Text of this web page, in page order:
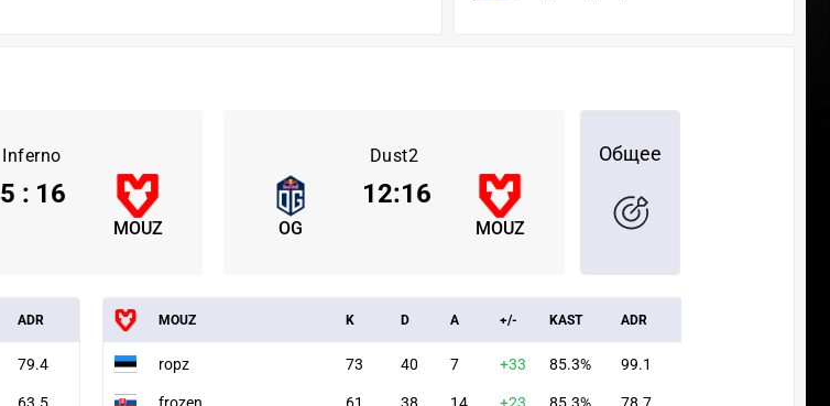
Inferno
MOUZ
5 : 16
Dust2
OG MOUZ
12:16
Общее
ADR
79.4
MOUZ K D A +/- KAST ADR
ropz 73 40 7 +33 85.3% 99.1